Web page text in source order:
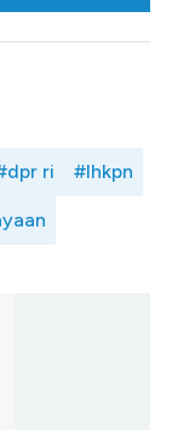
ri #lhkpn